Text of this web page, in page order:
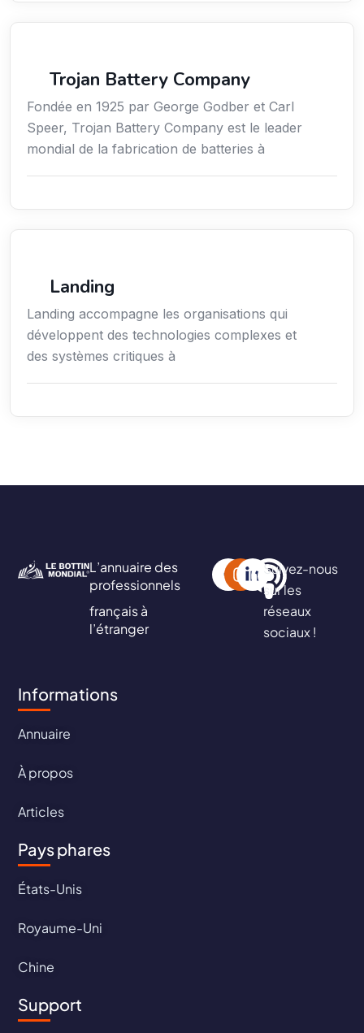
Trojan Battery Company
Fondée en 1925 par George Godber et Carl
Speer, Trojan Battery Company est le leader
mondial de la fabrication de batteries à
Landing
Landing accompagne les organisations qui
développent des technologies complexes et
des systèmes critiques à
L’annuaire des
professionnels
français à
l’étranger
Suivez-nous
sur les
réseaux
sociaux !
Informations
Annuaire
À propos
Articles
Pays phares
États-Unis
Royaume-Uni
Chine
Support